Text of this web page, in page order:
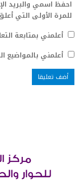
احفظ اسمي والبريد
للمرة الأولى التي
أعلمني بمتابعة
أعلمني بالمواضيع